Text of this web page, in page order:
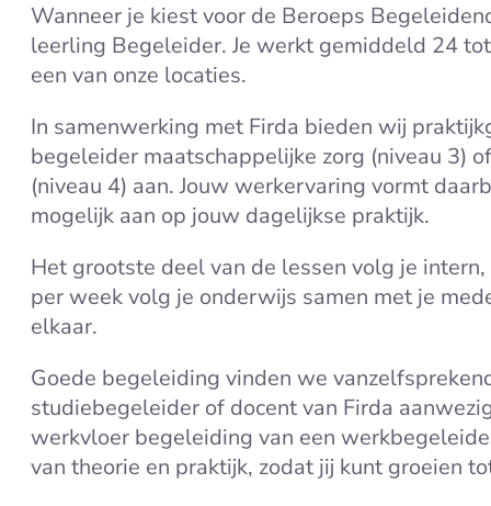
Wanneer je kiest voor de Beroeps
leerling Begeleider. Je werkt gemiddeld 24
een van onze locaties.
In samenwerking met Firda bieden wij
begeleider maatschappelijke zorg (niveau 3)
(niveau 4) aan. Jouw werkervaring vormt
mogelijk aan op jouw dagelijkse praktijk.
Het grootste deel van de lessen volg je
per week volg je onderwijs samen met je
elkaar.
Goede begeleiding vinden we
studiebegeleider of docent van Firda
werkvloer begeleiding van een
van theorie en praktijk, zodat jij kunt groeien